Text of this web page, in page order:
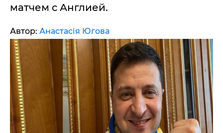
матчем с Англией.
Автор: Анастасія Югова